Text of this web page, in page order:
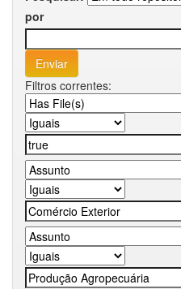
por
Filtros correntes: